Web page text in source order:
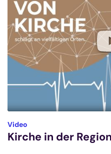
Video
Kirche in der